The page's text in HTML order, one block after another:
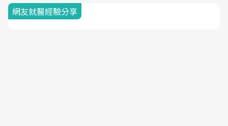
網友就醫經驗分享